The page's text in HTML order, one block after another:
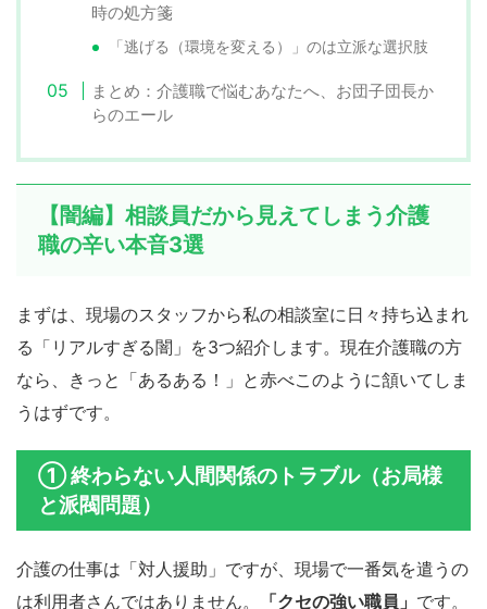
時の処方箋
「逃げる（環境を変える）」のは立派な選択肢
まとめ：介護職で悩むあなたへ、お団子団長か
らのエール
【闇編】相談員だから見えてしまう介護
職の辛い本音3選
まずは、現場のスタッフから私の相談室に日々持ち込まれ
る「リアルすぎる闇」を3つ紹介します。現在介護職の方
なら、きっと「あるある！」と赤べこのように頷いてしま
うはずです。
① 終わらない人間関係のトラブル（お局様
と派閥問題）
介護の仕事は「対人援助」ですが、現場で一番気を遣うの
は利用者さんではありません。
「クセの強い職員」 です。